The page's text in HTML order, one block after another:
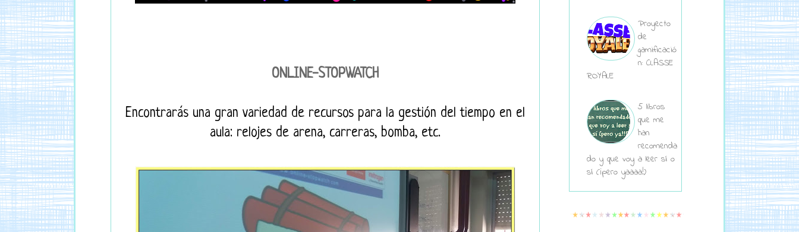
ONLINE-STOPWATCH
Encontrarás una gran variedad de recursos para la gestión del tiempo en el
aula: relojes de arena, carreras, bomba, etc.
Proyecto
de
gamificació
n: CLASSE
ROYALE
5 libros
que me
han
recomenda
do y que voy a leer sí o
sí (¡pero yaaaa!)